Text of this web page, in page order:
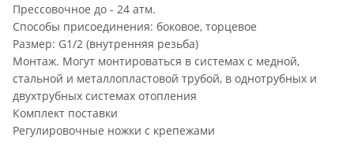
Прессовочное до - 24 атм.
Способы присоединения: боковое, торцевое
Размер: G1/2 (внутренняя резьба)
Монтаж. Могут монтироваться в системах с медной,
стальной и металлопластовой трубой, в однотрубных и
двухтрубных системах отопления
Комплект поставки
Регулировочные ножки с крепежами